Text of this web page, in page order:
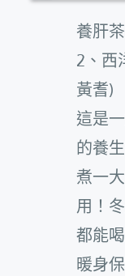
養肝
2、西
黃耆)
這是
的養
煮一
用！
都能
暖身